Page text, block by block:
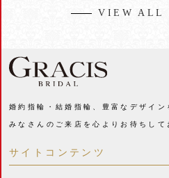
VIEW ALL
婚約指輪・結婚指輪、豊富なデザイン
みなさんのご来店を心よりお待ちして
サイトコンテンツ